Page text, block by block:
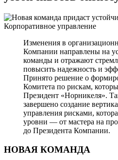
Корпоративное управление
Изменения в
Компании направлены на
команды и отражают
повысить надежность и
Принято решение о
Комитета по рискам,
Президент «Норникеля».
завершено создание
управления рисками,
уровни — от мастера на
до Президента Компании.
НОВАЯ КОМАНДА